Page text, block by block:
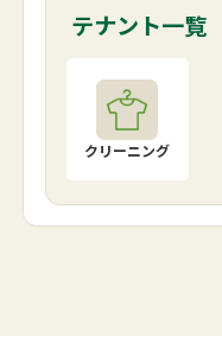
テナント一覧
クリーニング